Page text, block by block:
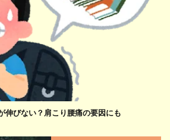
伸びない？肩こり腰痛の要因にも